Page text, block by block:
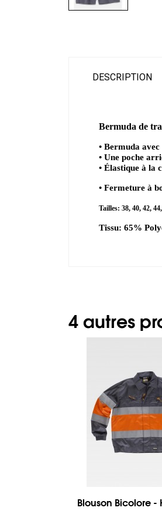
DESCRIPTION
Bermuda de
• Bermuda
• Une poche
• Élastique à la
• Fermeture à
Tailles: 38, 40, 42,
Tissu: 65%
4 autres
Blouson Bicolore -